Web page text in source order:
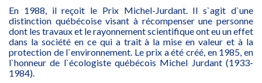
En 1988, il reçoit le Prix Michel-Jurdant. Il s`agit d`une
distinction québécoise visant à récompenser une personne
dont les travaux et le rayonnement scientifique ont eu un effet
dans la société en ce qui a trait à la mise en valeur et à la
protection de l`environnement. Le prix a été créé, en 1985, en
l`honneur de l`écologiste québécois Michel Jurdant (1933-
1984).